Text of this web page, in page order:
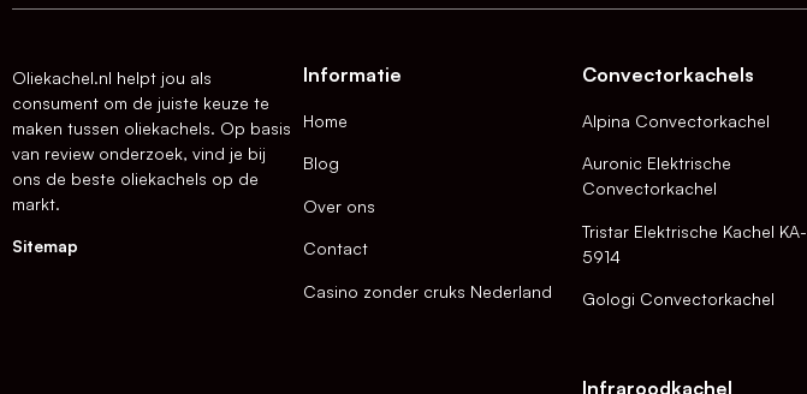
Oliekachel.nl helpt jou als
consument om de juiste keuze te
maken tussen oliekachels. Op basis
van review onderzoek, vind je bij
ons de beste oliekachels op de
markt.
Sitemap
Informatie
Home
Blog
Over ons
Contact
Casino zonder cruks Nederland
Convectorkachels
Alpina Convectorkachel
Auronic Elektrische
Convectorkachel
Tristar Elektrische Kachel KA-
5914
Gologi Convectorkachel
Infraroodkachel